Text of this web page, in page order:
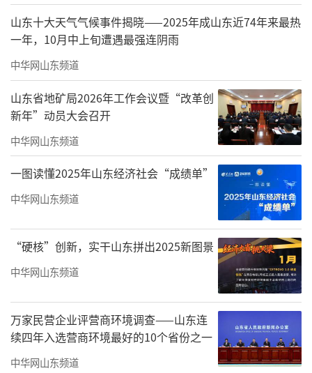
济南历城区教育和体育局积极探索体教融
合新路径，以历城二中为龙头，与山东省足球
运动管理中心合作，建立区域校园足球办公
室，积极建设“全国青少年校园足球试点
济南历城二中作为“全国青少年校园足球
特色学校”，2021年1月成立了女子足球队，构
建了“管理-活动-比赛”的培育模式，专业素养
和整体实力迅速提高并进入全省前列，成为济
山东十大天气气候事件揭晓——2025年成山东近74年来最热
一年，10月中上旬遭遇最强连阴雨
中华网山东频道
山东省地矿局2026年工作会议暨“改革创
新年”动员大会召开
中华网山东频道
一图读懂2025年山东经济社会“成绩单”
中华网山东频道
“硬核”创新，实干山东拼出2025新图景
中华网山东频道
万家民营企业评营商环境调查——山东连
续四年入选营商环境最好的10个省份之一
中华网山东频道